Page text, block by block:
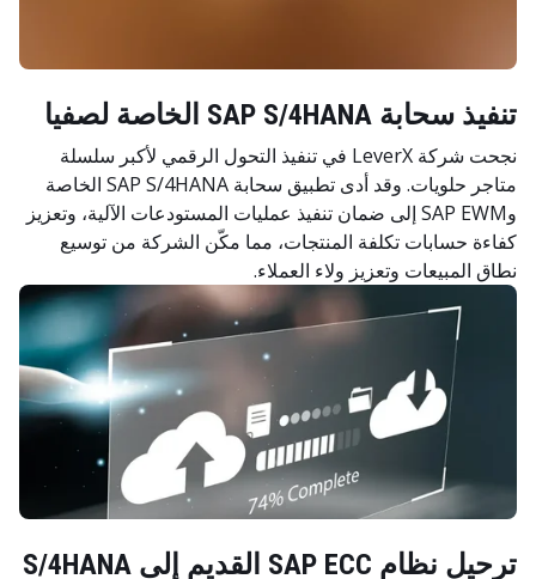
تنفيذ سحابة SAP S/4HANA الخاصة لصفيا
نجحت شركة LeverX في تنفيذ التحول الرقمي لأكبر سلسلة
متاجر حلويات. وقد أدى تطبيق سحابة SAP S/4HANA الخاصة
وSAP EWM إلى ضمان تنفيذ عمليات المستودعات الآلية، وتعزيز
كفاءة حسابات تكلفة المنتجات، مما مكّن الشركة من توسيع
نطاق المبيعات وتعزيز ولاء العملاء.
ترحيل نظام SAP ECC القديم إلى S/4HANA